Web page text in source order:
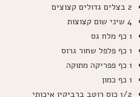
2 בצלים גדולים קצוצים
4 שיני שום קצוצות
1 כף מלח גס
1 כף פלפל שחור גרוס
1 כף פפריקה מתוקה
1 כף כמון
1/2 כוס רוטב ברביקיו איכותי